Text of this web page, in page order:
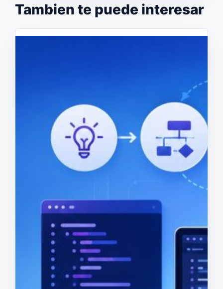
Tambien te puede interesar